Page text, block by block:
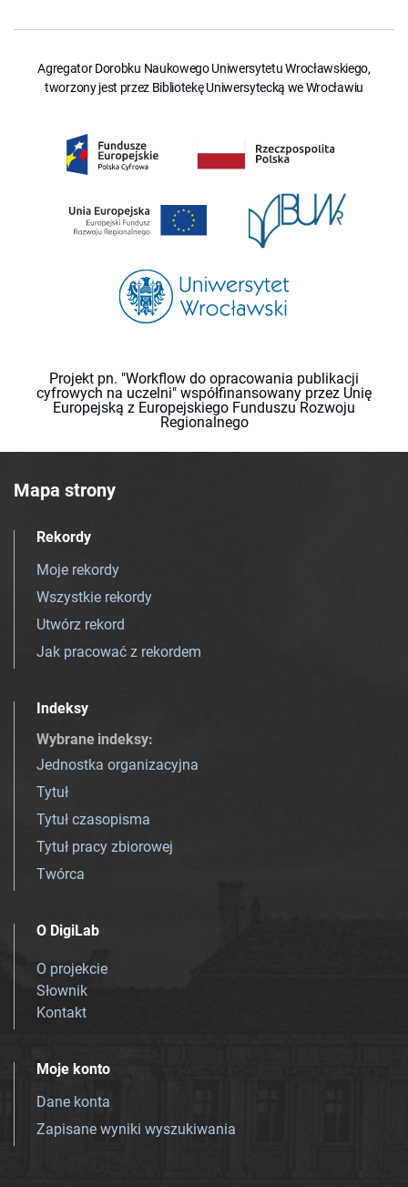
Agregator Dorobku Naukowego Uniwersytetu Wrocławskiego,
tworzony jest przez Bibliotekę Uniwersytecką we Wrocławiu
Projekt pn. "Workflow do opracowania publikacji
cyfrowych na uczelni" współfinansowany przez Unię
Europejską z Europejskiego Funduszu Rozwoju
Regionalnego
Mapa strony
Rekordy
Moje rekordy
Wszystkie rekordy
Utwórz rekord
Jak pracować z rekordem
Indeksy
Wybrane indeksy:
Jednostka organizacyjna
Tytuł
Tytuł czasopisma
Tytuł pracy zbiorowej
Twórca
O DigiLab
O projekcie
Słownik
Kontakt
Moje konto
Dane konta
Zapisane wyniki wyszukiwania